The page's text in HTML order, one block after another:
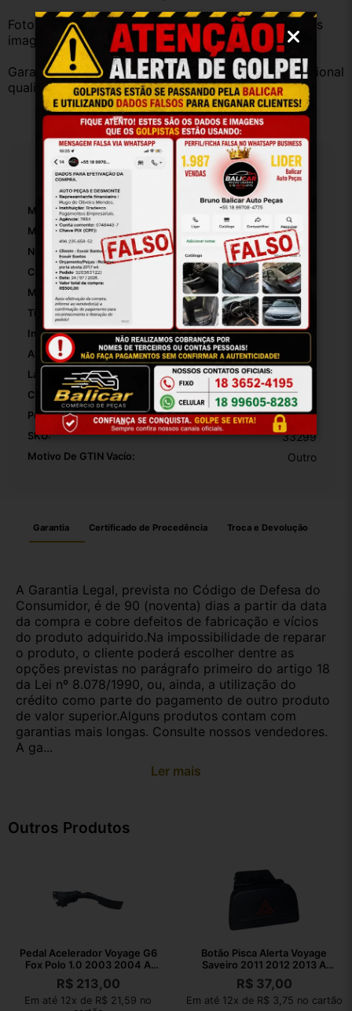
Fotos reais do produto. Peça exatamente igual à das
imagens.
Garantia válida somente com instalação por profissional
qualificado.
Especificações
Marca:
Modelo: Celta
Número De Peça: 90519422
Cor: Preto
Material: Plastico
Tipo De Veículo: Carro/Caminhonete
Incluí Cilindro De Chave: False
Altura Da Embalagem:
Largura Da Embalagem:
Comprimento Da Embalagem:
Peso Da Embalagem: 1000
SKU: 33299
Motivo De GTIN Vacío: Outro
Garantia Certificado de Procedência Troca e Devolução
A Garantia Legal, prevista no Código de Defesa do
Consumidor, é de 90 (noventa) dias a partir da data
da compra e cobre defeitos de fabricação e vícios
do produto adquirido.Na impossibilidade de reparar
o produto, o cliente poderá escolher dentre as
opções previstas no parágrafo primeiro do artigo 18
da Lei nº 8.078/1990, ou, ainda, a utilização do
crédito como parte do pagamento de outro produto
de valor superior.Alguns produtos contam com
garantias mais longas. Consulte nossos vendedores.
A ga...
Ler mais
Outros Produtos
Pedal Acelerador Voyage G6
Fox Polo 1.0 2003 2004 A
2023
R$213,00
Em até 12x de R$ 21,59 no
Botão Pisca Alerta Voyage
Saveiro 2011 2012 2013 A
2016
R$37,00
Em até 12x de R$ 3,75 no cartão